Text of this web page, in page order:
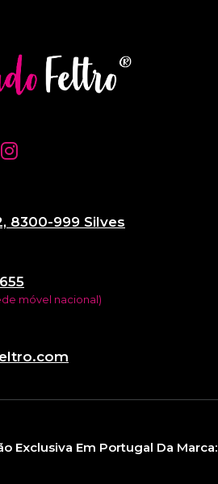
8300-999 Silves
móvel nacional)
Exclusiva Em Portugal Da Marca: